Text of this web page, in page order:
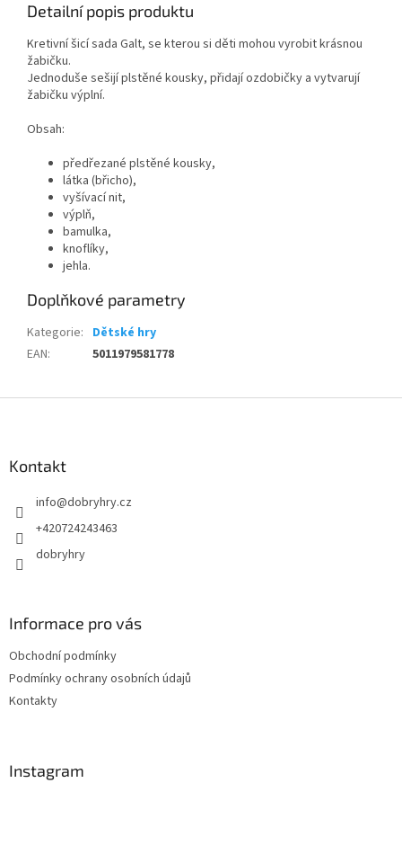
Detailní popis produktu
Kretivní šicí sada Galt, se kterou si děti mohou vyrobit krásnou
žabičku.
Jednoduše sešijí plstěné kousky, přidají ozdobičky a vytvarují
žabičku výplní.
Obsah:
předřezané plstěné kousky,
látka (břicho),
vyšívací nit,
výplň,
bamulka,
knoflíky,
jehla.
Doplňkové parametry
Kategorie: Dětské hry
EAN: 5011979581778
Kontakt
info@dobryhry.cz
+420724243463
dobryhry
Informace pro vás
Obchodní podmínky
Podmínky ochrany osobních údajů
Kontakty
Instagram